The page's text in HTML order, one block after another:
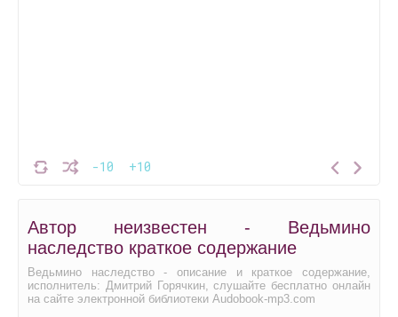
-10 +10
Автор неизвестен - Ведьмино
наследство краткое содержание
Ведьмино наследство - описание и краткое содержание,
исполнитель: Дмитрий Горячкин, слушайте бесплатно онлайн
на сайте электронной библиотеки Audobook-mp3.com